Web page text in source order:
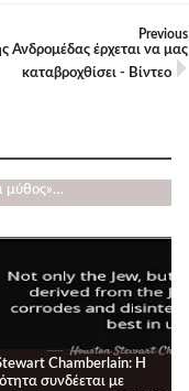
Previous
Ανδρομέδας έρχεται να μας
καταβροχθίσει - Βίντεο
ήταν
μύθος»…
Chamberlain: Η
συνδέεται με